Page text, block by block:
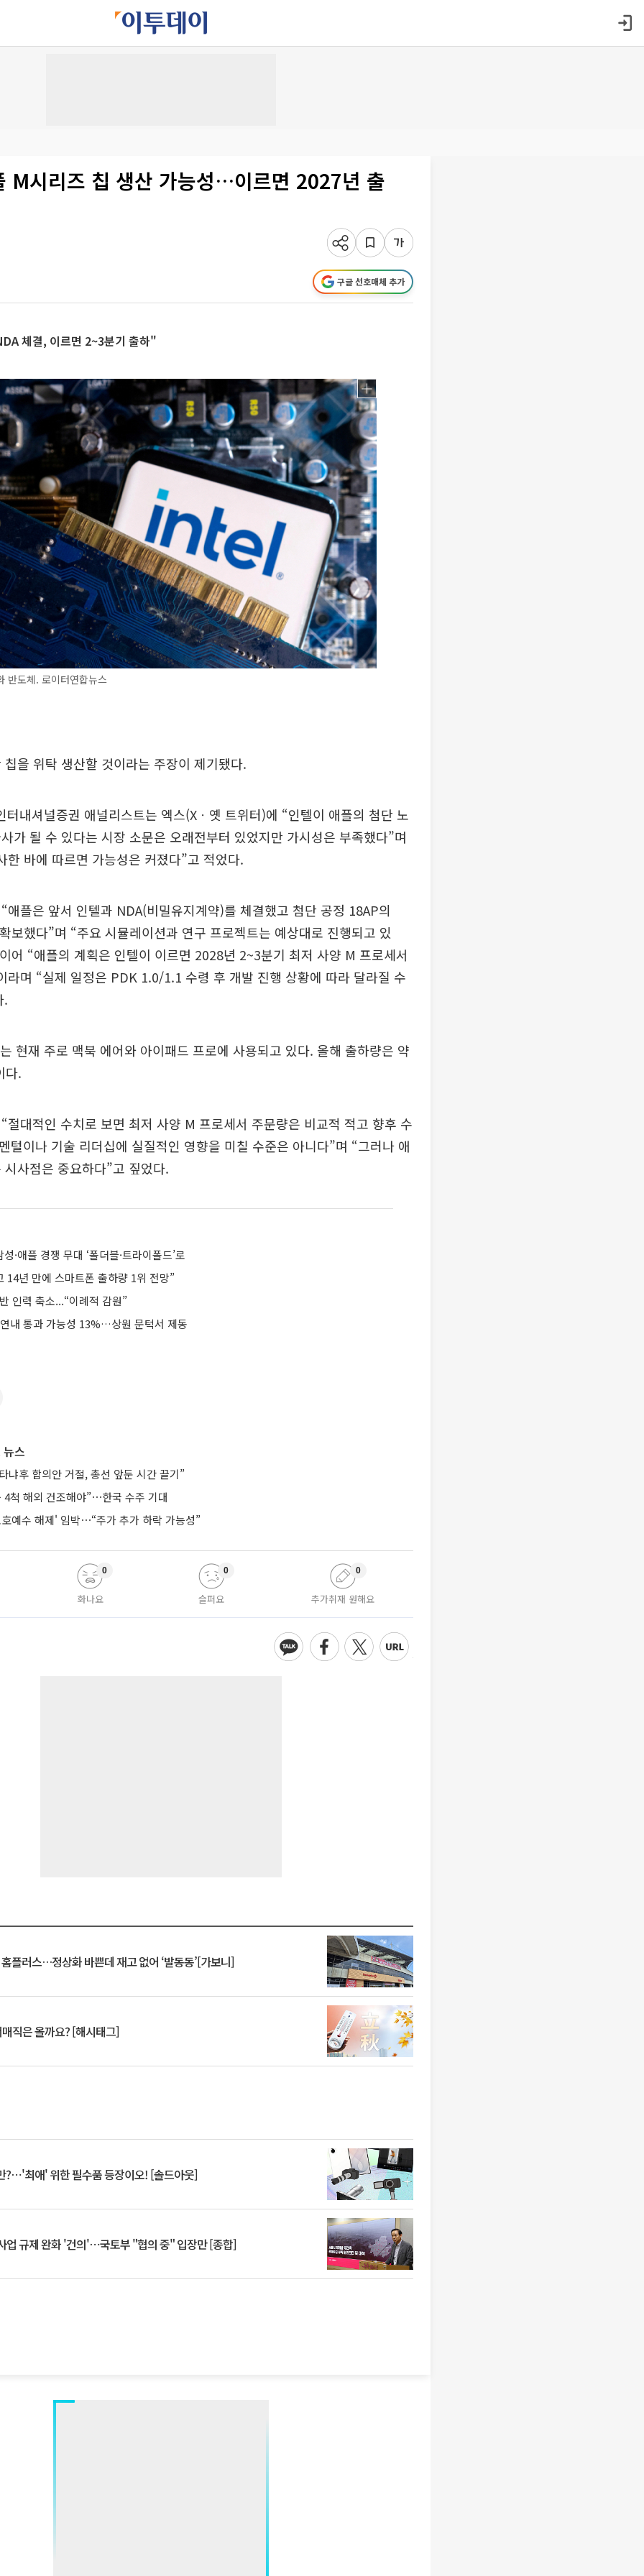
M시리즈 칩 생산 가능성…이르면 2027년 출
구글 선호매체 추가
체결, 이르면 2~3분기 출하"
반도체. 로이터연합뉴스
을 위탁 생산할 것이라는 주장이 제기됐다.
터내셔널증권 애널리스트는 엑스(Xㆍ옛 트위터)에 “인텔이 애플의 첨단 노
가 될 수 있다는 시장 소문은 오래전부터 있었지만 가시성은 부족했다”며
한 바에 따르면 가능성은 커졌다”고 적었다.
애플은 앞서 인텔과 NDA(비밀유지계약)를 체결했고 첨단 공정 18AP의
보했다”며 “주요 시뮬레이션과 연구 프로젝트는 예상대로 진행되고 있
어 “애플의 계획은 인텔이 이르면 2028년 2~3분기 최저 사양 M 프로세서
라며 “실제 일정은 PDK 1.0/1.1 수령 후 개발 진행 상황에 따라 달라질 수
.
현재 주로 맥북 에어와 아이패드 프로에 사용되고 있다. 올해 출하량은 약
다.
절대적인 수치로 보면 최저 사양 M 프로세서 주문량은 비교적 적고 향후 수
털이나 기술 리더십에 실질적인 영향을 미칠 수준은 아니다”며 “그러나 애
사점은 중요하다”고 짚었다.
·애플 경쟁 무대 ‘폴더블·트라이폴드’로
14년 만에 스마트폰 출하량 1위 전망”
인력 축소...“이례적 감원”
내 통과 가능성 13%…상원 문턱서 제동
스
냐후 합의안 거절, 총선 앞둔 시간 끌기”
4척 해외 건조해야”⋯한국 수주 기대
예수 해제' 임박⋯“주가 추가 하락 가능성”
화나요
0
슬퍼요
0
추가취재 원해요
0
플러스…정상화 바쁜데 재고 없어 ‘발동동’[가보니]
직은 올까요? [해시태그]
?⋯'최애' 위한 필수품 등장이오! [솔드아웃]
업 규제 완화 '건의'⋯국토부 "협의 중" 입장만 [종합]